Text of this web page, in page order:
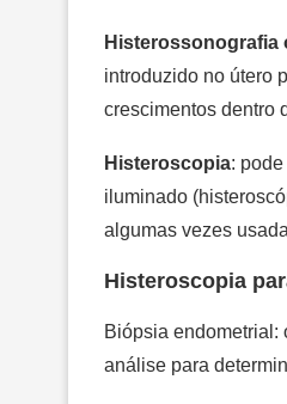
Histerossonografia
introduzido no útero
crescimentos dentro
Histeroscopia:
iluminado
algumas vezes
Histeroscopia
Biópsia endometrial:
análise para